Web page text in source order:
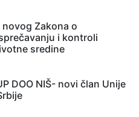
Zakona o
i kontroli
sredine
DOO NIŠ- novi član Unije